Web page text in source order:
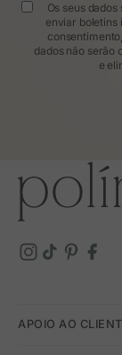
Os seus
enviar boletins
dados não serão
e
APOIO AO